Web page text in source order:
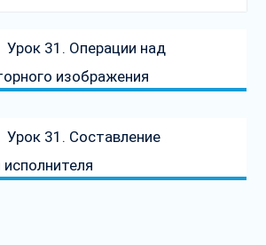
запись:
Урок 31. Операции над
изображения
запись:
Урок 31. Составление